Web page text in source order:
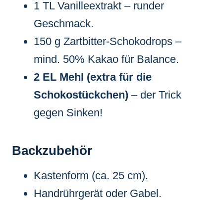
1 TL Vanilleextrakt – runder
Geschmack.
150 g Zartbitter-Schokodrops –
mind. 50% Kakao für Balance.
2 EL Mehl (extra für die
Schokostückchen) – der Trick
gegen Sinken!
Backzubehör
Kastenform (ca. 25 cm).
Handrührgerät oder Gabel.